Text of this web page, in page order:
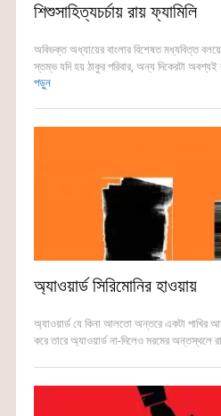
শিশুসাহিত্যচর্চায় রায় ফ্যামিলি
অবিভক্ত অধ্যায়ের বাংলার বিশেষত মধ্যবিত্ত
স্তম্ভ যদি হয় ঠাকুর পরিবার, অন্য দিকেরটা অবশ্যই
পড়ুন
অ্যাওয়ার্ড সিরিমোনির হাওয়ায়
অ্যাওয়ার্ড যে কিনা আলতো অন্তরে একটা পাখির
করে তারে অ্যাওয়ার্ড না-দিলেও মরমের অন্তস্থলে